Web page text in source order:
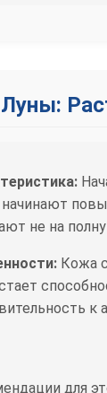
начинают
не на
Кожа
к
для